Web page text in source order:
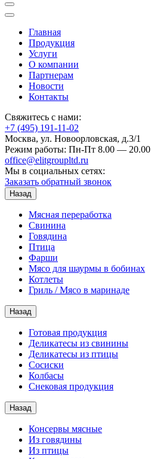
Главная
Продукция
Услуги
О компании
Партнерам
Новости
Контакты
Свяжитесь с нами:
+7 (495) 191-11-02
Москва, ул. Новоорловская, д.3/1
Режим работы: Пн-Пт 8.00 — 20.00
office@elitgroupltd.ru
Мы в социальных сетях:
Заказать обратный звонок
Назад
Мясная переработка
Свинина
Говядина
Птица
Фарши
Мясо для шаурмы в бобинах
Котлеты
Гриль / Мясо в маринаде
Назад
Готовая продукция
Деликатесы из свинины
Деликатесы из птицы
Сосиски
Колбасы
Снековая продукция
Назад
Консервы мясные
Из говядины
Из птицы